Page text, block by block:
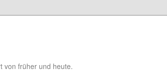
von früher und heute.